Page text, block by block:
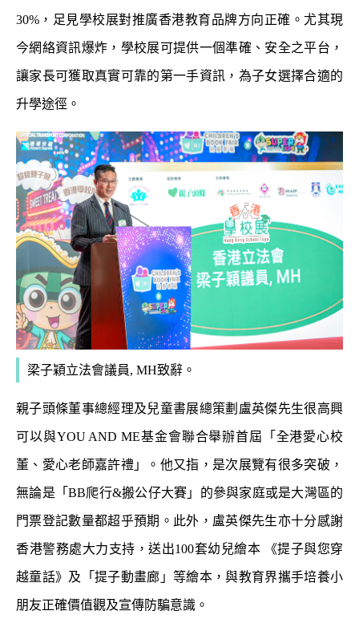
30%，足見學校展對推廣香港教育品牌方向正確。尤其現
今網絡資訊爆炸，學校展可提供一個準確、安全之平台，
讓家長可獲取真實可靠的第一手資訊，為子女選擇合適的
升學途徑。
梁子穎立法會議員, MH致辭。
親子頭條董事總經理及兒童書展總策劃盧英傑先生很高興
可以與YOU AND ME基金會聯合舉辦首屆「全港愛心校
董、愛心老師嘉許禮」。他又指，是次展覽有很多突破，
無論是「BB爬行&搬公仔大賽」的參與家庭或是大灣區的
門票登記數量都超乎預期。此外，盧英傑先生亦十分感謝
香港警務處大力支持，送出100套幼兒繪本 《提子與您穿
越童話》及「提子動畫廊」等繪本 ，與教育界攜手培養小
朋友正確價值觀及宣傳防騙意識。